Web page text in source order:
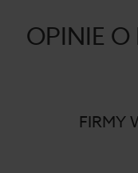
OPINIE O
FIRMY